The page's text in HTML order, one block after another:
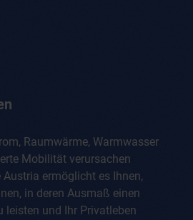
Raumwärme, Warmwasser
Mobilität verursachen
ermöglicht es Ihnen,
in deren Ausmaß einen
leisten und Ihr Privatleben